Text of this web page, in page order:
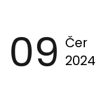
09 Čer
2024